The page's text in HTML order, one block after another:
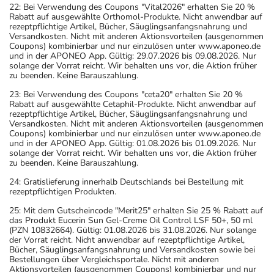
22: Bei Verwendung des Coupons "Vital2026" erhalten Sie 20 %
Rabatt auf ausgewählte Orthomol-Produkte. Nicht anwendbar auf
rezeptpflichtige Artikel, Bücher, Säuglingsanfangsnahrung und
Versandkosten. Nicht mit anderen Aktionsvorteilen (ausgenommen
Coupons) kombinierbar und nur einzulösen unter www.aponeo.de
und in der APONEO App. Gültig: 29.07.2026 bis 09.08.2026. Nur
solange der Vorrat reicht. Wir behalten uns vor, die Aktion früher
zu beenden. Keine Barauszahlung.
23: Bei Verwendung des Coupons "ceta20" erhalten Sie 20 %
Rabatt auf ausgewählte Cetaphil-Produkte. Nicht anwendbar auf
rezeptpflichtige Artikel, Bücher, Säuglingsanfangsnahrung und
Versandkosten. Nicht mit anderen Aktionsvorteilen (ausgenommen
Coupons) kombinierbar und nur einzulösen unter www.aponeo.de
und in der APONEO App. Gültig: 01.08.2026 bis 01.09.2026. Nur
solange der Vorrat reicht. Wir behalten uns vor, die Aktion früher
zu beenden. Keine Barauszahlung.
24: Gratislieferung innerhalb Deutschlands bei Bestellung mit
rezeptpflichtigen Produkten.
25: Mit dem Gutscheincode "Merit25" erhalten Sie 25 % Rabatt auf
das Produkt Eucerin Sun Gel-Creme Oil Control LSF 50+, 50 ml
(PZN 10832664). Gültig: 01.08.2026 bis 31.08.2026. Nur solange
der Vorrat reicht. Nicht anwendbar auf rezeptpflichtige Artikel,
Bücher, Säuglingsanfangsnahrung und Versandkosten sowie bei
Bestellungen über Vergleichsportale. Nicht mit anderen
Aktionsvorteilen (ausgenommen Coupons) kombinierbar und nur